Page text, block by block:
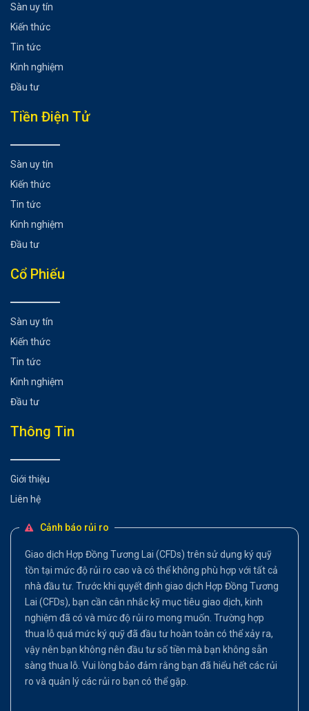
Kết luận
Có thể bạn chưa biết
Sàn uy tín
Kiến thức
Tin tức
Kinh nghiệm
Đầu tư
Tiền Điện Tử
Sàn uy tín
Kiến thức
Tin tức
Kinh nghiệm
Đầu tư
Cổ Phiếu
Sàn uy tín
Kiến thức
Tin tức
Kinh nghiệm
Đầu tư
Thông Tin
Giới thiệu
Liên hệ
Cảnh báo rủi ro
Giao dịch Hợp Đồng Tương Lai (CFDs) trên sử dụng ký quỹ
tồn tại mức độ rủi ro cao và có thể không phù hợp với tất cả
nhà đầu tư. Trước khi quyết định giao dịch Hợp Đồng Tương
Lai (CFDs), bạn cần cân nhắc kỹ mục tiêu giao dịch, kinh
nghiệm đã có và mức độ rủi ro mong muốn. Trường hợp
thua lỗ quá mức ký quỹ đã đầu tư hoàn toàn có thể xảy ra,
vậy nên bạn không nên đầu tư số tiền mà bạn không sẵn
sàng thua lỗ. Vui lòng bảo đảm rằng bạn đã hiểu hết các rủi
ro và quản lý các rủi ro bạn có thể gặp.